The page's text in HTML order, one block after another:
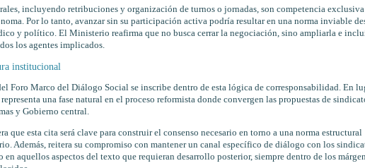
incluyendo retribuciones y organización de turnos o jornadas, son competencia
Por lo tanto, avanzar sin su participación activa podría resultar en una norma inviable
y político. El Ministerio reafirma que no busca cerrar la negociación, sino ampliarla e
los agentes implicados.
institucional
Foro Marco del Diálogo Social se inscribe dentro de esta lógica de corresponsabilidad. En
una fase natural en el proceso reformista donde convergen las propuestas de
y Gobierno central.
que esta cita será clave para construir el consenso necesario en torno a una norma estructural
Además, reitera su compromiso con mantener un canal específico de diálogo con los
en aquellos aspectos del texto que requieran desarrollo posterior, siempre dentro de los